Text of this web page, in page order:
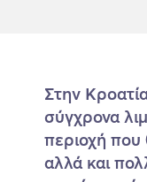
Στην
σύγχρονα
περιοχή που
αλλά και